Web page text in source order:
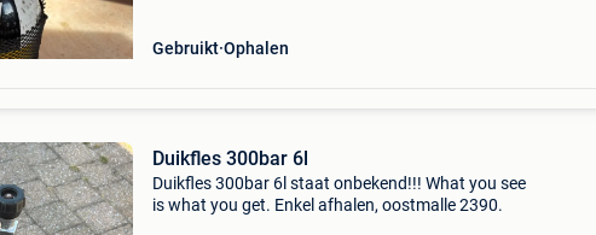
Gebruikt Ophalen
Duikfles 300bar 6l
Duikfles 300bar 6l staat onbekend!!! What you see
is what you get. Enkel afhalen, oostmalle 2390.